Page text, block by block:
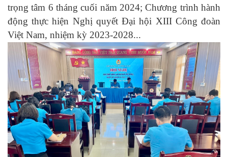
trọng tâm 6 tháng cuối năm 2024; Chương trình hành
động thực hiện Nghị quyết Đại hội XIII Công đoàn
Việt Nam, nhiệm kỳ 2023-2028...